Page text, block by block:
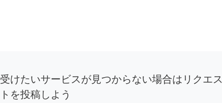
受けたいサービスが見つからない場合はリクエス
トを投稿しよう